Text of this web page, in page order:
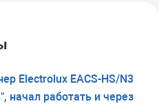
Electrolux EACS-HS/N3
начал работать и через